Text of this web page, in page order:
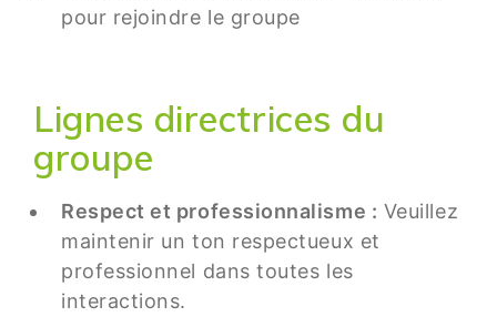
pour rejoindre le groupe
Lignes directrices du
groupe
Respect et professionnalisme : Veuillez
maintenir un ton respectueux et
professionnel dans toutes les
interactions.